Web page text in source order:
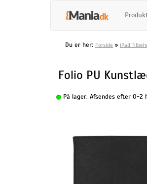
Du er her: Forside » iPad
Folio PU
På lager. Afsendes efter 0-2